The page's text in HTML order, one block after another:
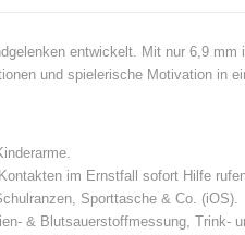
entwickelt. Mit nur 6,9
und spielerische Motivation in
im Ernstfall sofort Hilfe
Sporttasche & Co. (iOS).
& Blutsauerstoffmessung, Trink-